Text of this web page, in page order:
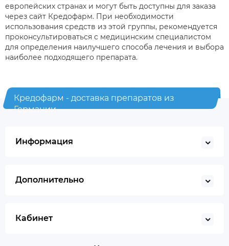
европейских странах и могут быть доступны для заказа
через сайт Кредофарм. При необходимости
использования средств из этой группы, рекомендуется
проконсультироваться с медицинским специалистом
для определения наилучшего способа лечения и выбора
наиболее подходящего препарата.
Кредофарм - доставка препаратов из
Германии
Информация
Дополнительно
Кабинет